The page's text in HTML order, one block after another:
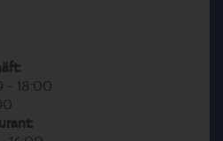
- 18:00